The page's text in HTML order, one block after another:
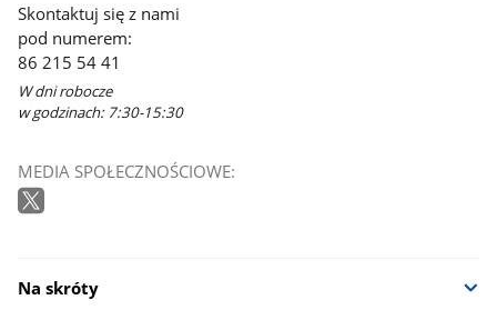
Skontaktuj się z nami
pod numerem:
86 215 54 41
W dni robocze
w godzinach: 7:30-15:30
MEDIA SPOŁECZNOŚCIOWE:
Na skróty